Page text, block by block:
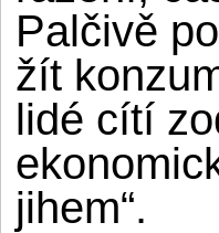
Palčivě
žít
lidé cítí
jihem“.